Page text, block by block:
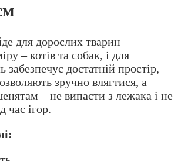
для дорослих тварин
– котів та собак, і для
достатній простір,
зручно влягтися, а
– не випасти з лежака і не
час ігор.